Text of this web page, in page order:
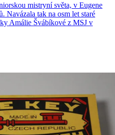
mistryní světa, v Eugene
Navázala tak na osm let staré
Amálie Švábíkové z MSJ v